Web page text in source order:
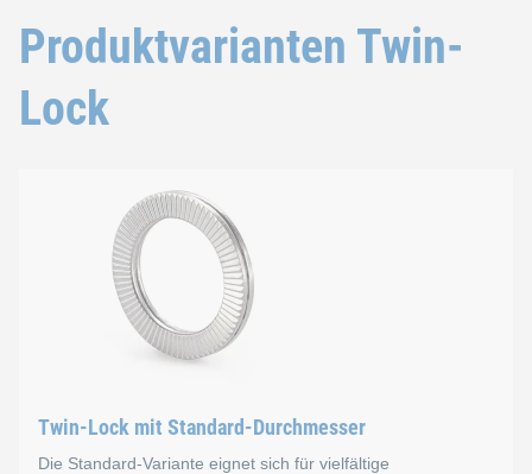
Produktvarianten Twin-
Lock
Twin-Lock mit Standard-Durchmesser
Die Standard-Variante eignet sich für vielfältige